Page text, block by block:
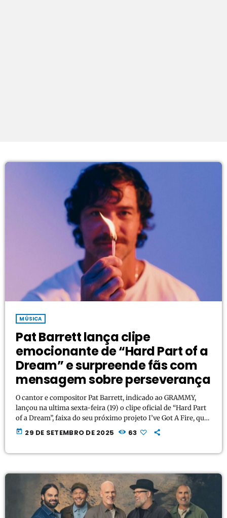
MÚSICA
Pat Barrett lança clipe
emocionante de “Hard Part of a
Dream” e surpreende fãs com
mensagem sobre perseverança
O cantor e compositor Pat Barrett, indicado ao GRAMMY,
lançou na ultima sexta-feira (19) o clipe oficial de “Hard Part
of a Dream”, faixa do seu próximo projeto I’ve Got A Fire, que
chega em 3 de outubro pela Bowyer & Bow / CCMG. Com
uma melodia intimista e uma letra profunda, Barrett revela
today 29 DE SETEMBRO DE 2025 63